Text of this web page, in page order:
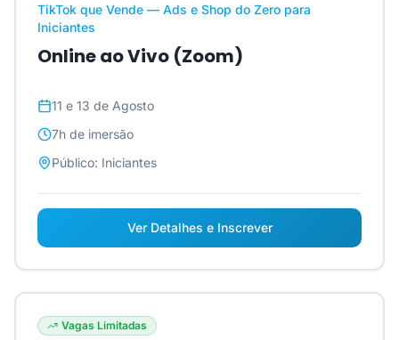
TikTok que Vende — Ads e Shop do Zero para
Iniciantes
Online ao Vivo (Zoom)
11 e 13 de Agosto
7h de imersão
Público: Iniciantes
Ver Detalhes e Inscrever
Vagas Limitadas